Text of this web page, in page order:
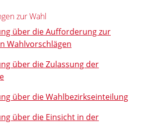
zur Wahl
über die Aufforderung zur
Wahlvorschlägen
über die Zulassung der
über die Wahlbezirkseinteilung
über die Einsicht in der